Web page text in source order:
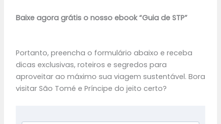
Baixe agora grátis o nosso ebook “Guia de STP”
Portanto, preencha o formulário abaixo e receba
dicas exclusivas, roteiros e segredos para
aproveitar ao máximo sua viagem sustentável. Bora
visitar São Tomé e Príncipe do jeito certo?